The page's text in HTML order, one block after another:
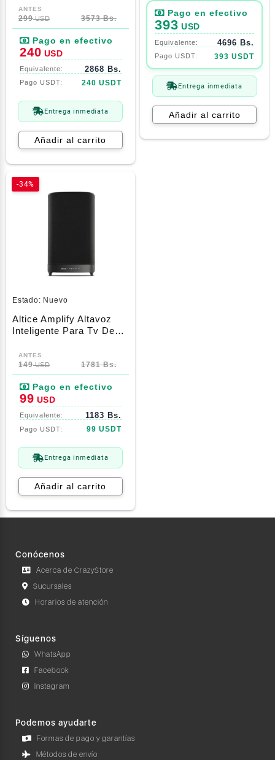
White
299USD 3573 Bs.
El
precio
original
era:
299$.
240 USD
2868 Bs.
240 USDT
El
precio
actual
es:
240$.
Entrega inmediata
Añadir al carrito
393 USD
4696 Bs.
393 USDT
Entrega inmediata
Añadir al carrito
-34%
Estado: Nuevo
Altice Amplify Altavoz
Inteligente Para Tv De
Sonido De Devialet Alexa
149USD 1781 Bs.
El
precio
original
era:
149$.
99 USD
1183 Bs.
99 USDT
El
precio
actual
es:
99$.
Entrega inmediata
Añadir al carrito
Conócenos
Acerca de CrazyStore
Sucursales
Horarios de atención
Síguenos
WhatsApp
Facebook
Instagram
Podemos ayudarte
Formas de pago y garantías
Métodos de envío